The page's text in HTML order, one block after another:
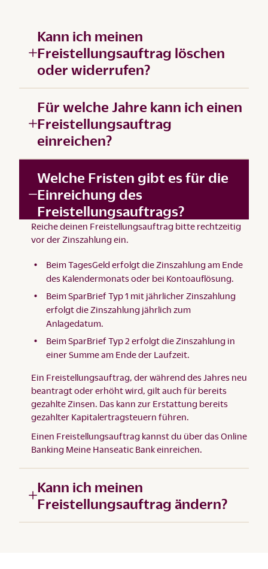
Kann ich meinen
Freistellungsauftrag löschen
oder widerrufen?
Für welche Jahre kann ich einen
Freistellungsauftrag
einreichen?
Welche Fristen gibt es für die
Einreichung des
Freistellungsauftrags?
Reiche deinen Freistellungsauftrag bitte rechtzeitig
vor der Zinszahlung ein.
Beim TagesGeld erfolgt die Zinszahlung am Ende
des Kalendermonats oder bei Kontoauflösung.
Beim SparBrief Typ 1 mit jährlicher Zinszahlung
erfolgt die Zinszahlung jährlich zum
Anlagedatum.
Beim SparBrief Typ 2 erfolgt die Zinszahlung in
einer Summe am Ende der Laufzeit.
Ein Freistellungsauftrag, der während des Jahres neu
beantragt oder erhöht wird, gilt auch für bereits
gezahlte Zinsen. Das kann zur Erstattung bereits
gezahlter Kapitalertragsteuern führen.
Einen Freistellungsauftrag kannst du über das Online
Banking Meine Hanseatic Bankeinreichen.
Kann ich meinen
Freistellungsauftrag ändern?